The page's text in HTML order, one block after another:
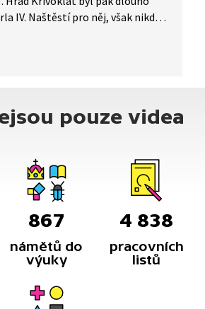
IV. Naštěstí pro něj, však nikdy
do roka zemře. Vynechat
pouze videa
867
námětů do
výuky
4 838
pracovních
listů